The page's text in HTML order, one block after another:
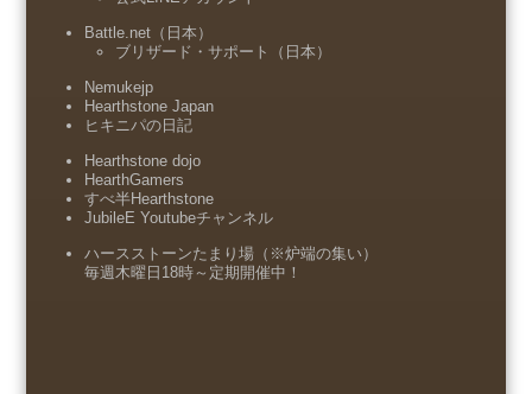
Battle.net（日本）
ブリザード・サポート（日本）
Nemukejp
Hearthstone Japan
ヒキニパの日記
Hearthstone dojo
HearthGamers
すべ半Hearthstone
JubileE Youtubeチャンネル
ハースストーンたまり場（※炉端の集い）
毎週木曜日18時～定期開催中！